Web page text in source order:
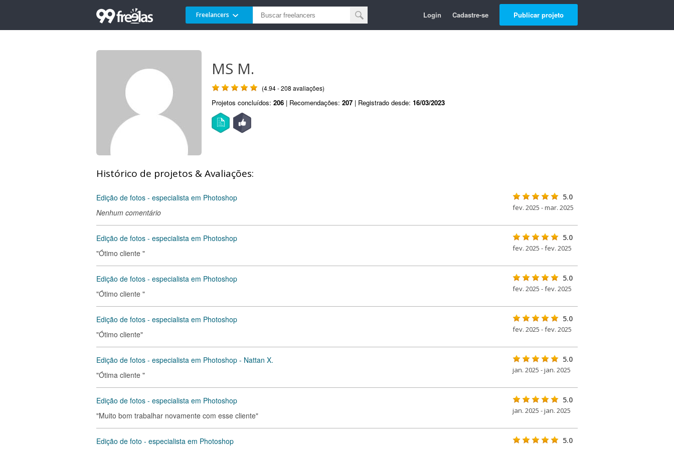
Freelancers Login Cadastre-se Publicar projeto
MS M.
(4.94 - 208 avaliações)
Projetos concluídos: 206 | Recomendações: 207 | Registrado desde: 16/03/2023
Histórico de projetos & Avaliações:
Edição de fotos - especialista em Photoshop
Nenhum comentário
5.0
fev. 2025 - mar. 2025
Edição de fotos - especialista em Photoshop
"Ótimo cliente "
5.0
fev. 2025 - fev. 2025
Edição de fotos - especialista em Photoshop
"Ótimo cliente "
5.0
fev. 2025 - fev. 2025
Edição de fotos - especialista em Photoshop
"Ótimo cliente"
5.0
fev. 2025 - fev. 2025
Edição de fotos - especialista em Photoshop - Nattan X.
"Ótima cliente "
5.0
jan. 2025 - jan. 2025
Edição de fotos - especialista em Photoshop
"Muito bom trabalhar novamente com esse cliente"
5.0
jan. 2025 - jan. 2025
Edição de foto - especialista em Photoshop 5.0